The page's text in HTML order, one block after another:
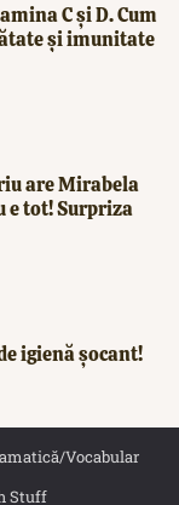
C și D. Cum
și imunitate
are Mirabela
e tot! Surpriza
igienă șocant!
Vocabular
Stuff